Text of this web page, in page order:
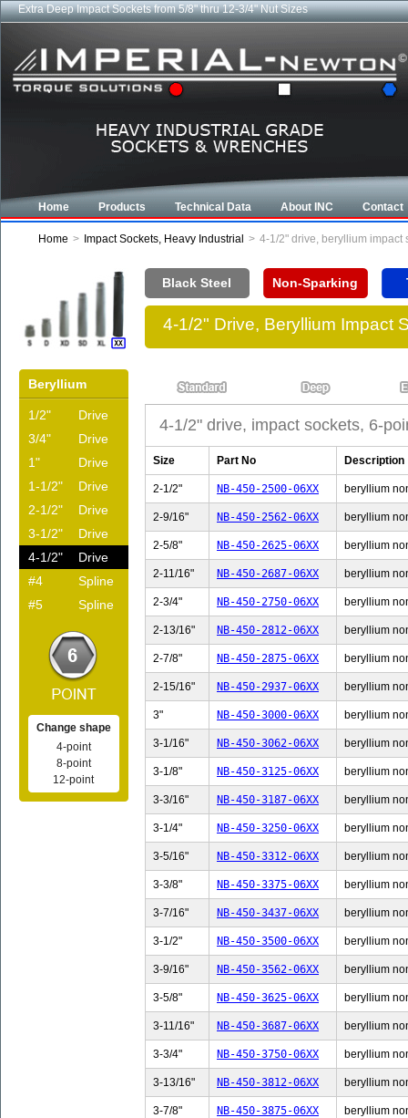
Extra Deep Impact Sockets from 5/8" thru 12-3/4" Nut Sizes
Home Products Technical Data About INC Contact
Home > Impact Sockets, Heavy Industrial > 4-1/2" drive, beryllium impact
Black Steel Non-Sparking
4-1/2" Drive, Beryllium Impact
4-1/2" drive, impact sockets, 6-
Size Part No Description
2-1/2" NB-450-2500-06XX beryllium
2-9/16" NB-450-2562-06XX beryllium
2-5/8" NB-450-2625-06XX beryllium
2-11/16" NB-450-2687-06XX beryllium
2-3/4" NB-450-2750-06XX beryllium
2-13/16" NB-450-2812-06XX beryllium
2-7/8" NB-450-2875-06XX beryllium
2-15/16" NB-450-2937-06XX beryllium
3" NB-450-3000-06XX beryllium
3-1/16" NB-450-3062-06XX beryllium
3-1/8" NB-450-3125-06XX beryllium
3-3/16" NB-450-3187-06XX beryllium
3-1/4" NB-450-3250-06XX beryllium
3-5/16" NB-450-3312-06XX beryllium
3-3/8" NB-450-3375-06XX beryllium
3-7/16" NB-450-3437-06XX beryllium
3-1/2" NB-450-3500-06XX beryllium
3-9/16" NB-450-3562-06XX beryllium
3-5/8" NB-450-3625-06XX beryllium
3-11/16" NB-450-3687-06XX beryllium
3-3/4" NB-450-3750-06XX beryllium
3-13/16" NB-450-3812-06XX beryllium
3-7/8" NB-450-3875-06XX beryllium
Beryllium
1/2"
Drive
3/4"
Drive
1"
Drive
1-1/2"
Drive
2-1/2"
Drive
3-1/2"
Drive
4-1/2"
Drive
#4
Spline
#5
Spline
Change shape
4-point
8-point
12-point